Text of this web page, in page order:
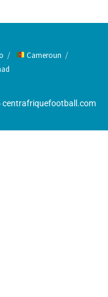
Cameroun
centrafriquefootball.com